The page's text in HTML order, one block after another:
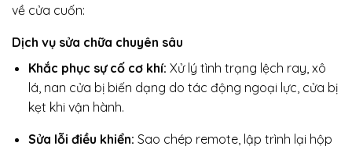
về cửa cuốn:
Dịch vụ sửa chữa chuyên sâu
Khắc phục sự cố cơ khí: Xử lý tình trạng lệch ray, xô
lá, nan cửa bị biến dạng do tác động ngoại lực, cửa bị
kẹt khi vận hành.
Sửa lỗi điều khiển: Sao chép remote, lập trình lại hộp